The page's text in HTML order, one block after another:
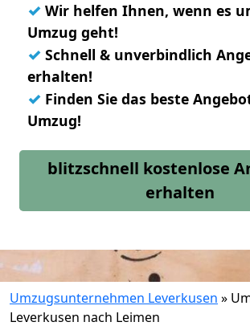
✓ Wir helfen Ihnen, wenn es
Umzug geht!
✓ Schnell & unverbindlich
erhalten!
✓ Finden Sie das beste
Umzug!
blitzschnell kostenlose
erhalten
Umzugsunternehmen Leverkusen »
Leverkusen nach Leimen